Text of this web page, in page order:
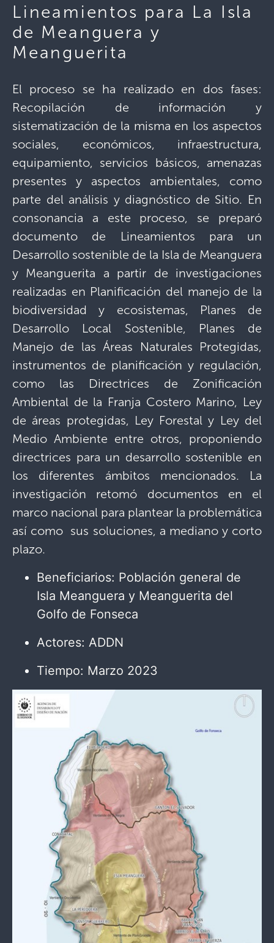
Lineamientos para La Isla
de Meanguera y
Meanguerita
El proceso se ha realizado en dos fases:
Recopilación de información y
sistematización de la misma en los aspectos
sociales, económicos, infraestructura,
equipamiento, servicios básicos, amenazas
presentes y aspectos ambientales, como
parte del análisis y diagnóstico de Sitio. En
consonancia a este proceso, se preparó
documento de Lineamientos para un
Desarrollo sostenible de la Isla de Meanguera
y Meanguerita a partir de investigaciones
realizadas en Planificación del manejo de la
biodiversidad y ecosistemas, Planes de
Desarrollo Local Sostenible, Planes de
Manejo de las Áreas Naturales Protegidas,
instrumentos de planificación y regulación,
como las Directrices de Zonificación
Ambiental de la Franja Costero Marino, Ley
de áreas protegidas, Ley Forestal y Ley del
Medio Ambiente entre otros, proponiendo
directrices para un desarrollo sostenible en
los diferentes ámbitos mencionados. La
investigación retomó documentos en el
marco nacional para plantear la problemática
así como sus soluciones, a mediano y corto
plazo.
Beneficiarios: Población general de
Isla Meanguera y Meanguerita del
Golfo de Fonseca
Actores: ADDN
Tiempo: Marzo 2023